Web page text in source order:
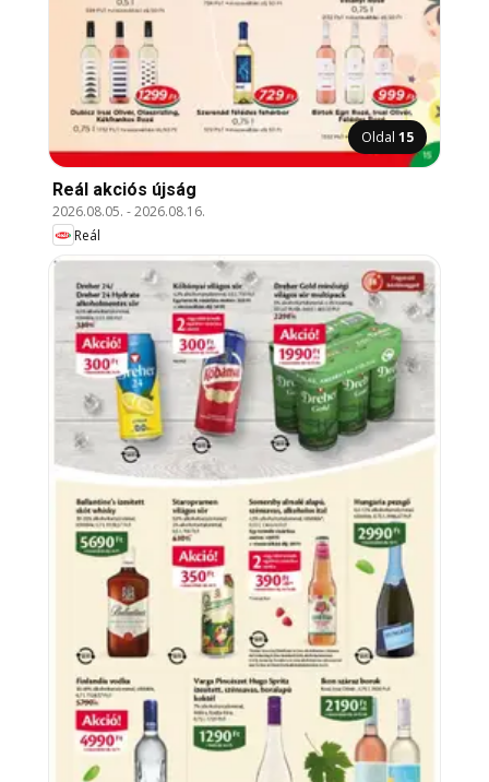
Oldal 15
Reál akciós újság
2026.08.05. -2026.08.16.
Reál